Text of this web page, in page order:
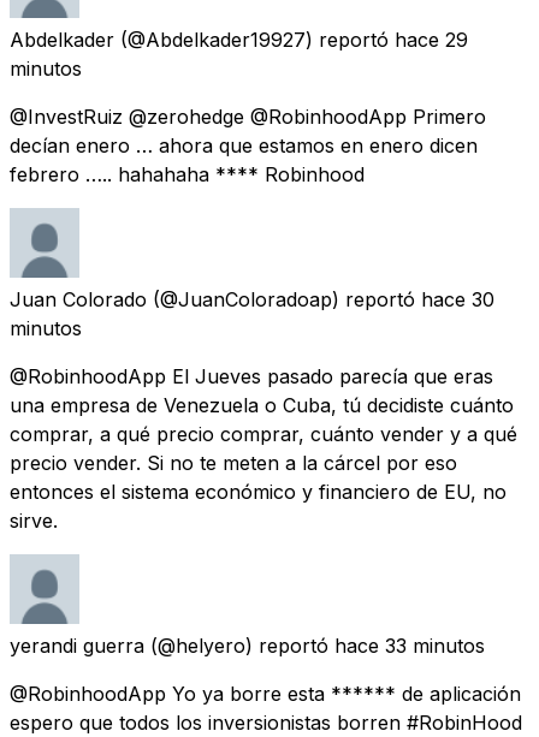
Abdelkader (@Abdelkader19927) reportó hace 29
minutos
@InvestRuiz @zerohedge @RobinhoodApp Primero
decían enero … ahora que estamos en enero dicen
febrero ….. hahahaha **** Robinhood
Juan Colorado (@JuanColoradoap) reportó hace 30
minutos
@RobinhoodApp El Jueves pasado parecía que eras
una empresa de Venezuela o Cuba, tú decidiste cuánto
comprar, a qué precio comprar, cuánto vender y a qué
precio vender. Si no te meten a la cárcel por eso
entonces el sistema económico y financiero de EU, no
sirve.
yerandi guerra (@helyero) reportó hace 33 minutos
@RobinhoodApp Yo ya borre esta ****** de aplicación
espero que todos los inversionistas borren #RobinHood